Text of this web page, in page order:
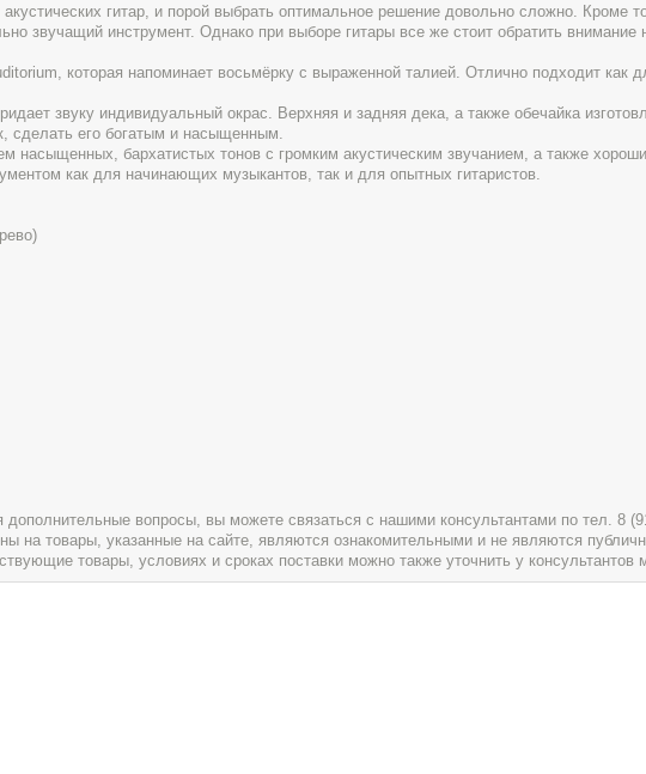
гитар, и порой выбрать оптимальное решение довольно сложно. Кроме
звучащий инструмент. Однако при выборе гитары все же стоит обратить внимание
которая напоминает восьмёрку с выраженной талией. Отлично подходит как
звуку индивидуальный окрас. Верхняя и задняя дека, а также обечайка
сделать его богатым и насыщенным.
насыщенных, бархатистых тонов с громким акустическим звучанием, а также
как для начинающих музыкантов, так и для опытных гитаристов.
вопросы, вы можете связаться с нашими консультантами по тел. 8
на товары, указанные на сайте, являются ознакомительными и не являются
товары, условиях и сроках поставки можно также уточнить у консультантов